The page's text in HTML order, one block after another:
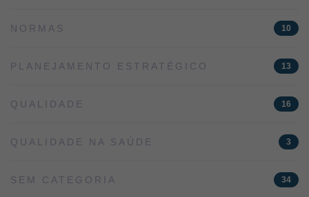
NORMAS 10
PLANEJAMENTO ESTRATÉGICO 13
QUALIDADE 16
QUALIDADE NA SAÚDE 3
SEM CATEGORIA 34